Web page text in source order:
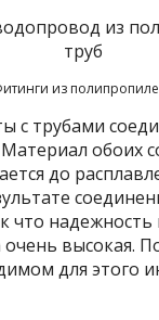
из
с трубами
обоих
до
что
высокая.
для этого